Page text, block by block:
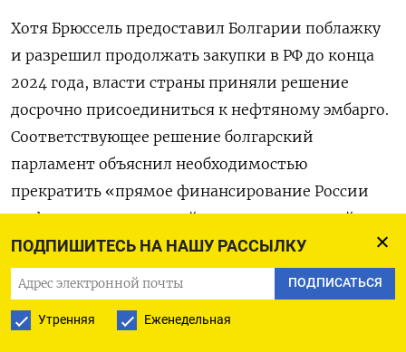
ПОДПИШИТЕСЬ НА НАШУ РАССЫЛКУ
ПОДПИСАТЬСЯ
Утренняя Еженедельная
Хотя Брюссель предоставил Болгарии поблажку
и разрешил продолжать закупки в РФ до конца
2024 года, власти страны приняли решение
досрочно присоединиться к нефтяному эмбарго.
Соответствующее решение болгарский
парламент объяснил необходимостью
прекратить «прямое финансирование России
на фоне продолжающейся геополитической
напряженности».
В конце 2023 года Болгария закупала ежедневно
до 200 тысяч баррелей нефти из России, снабжая